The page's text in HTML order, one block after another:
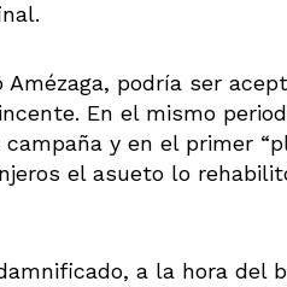
podría ser
En el mismo
y en el primer
el asueto lo
a la hora del